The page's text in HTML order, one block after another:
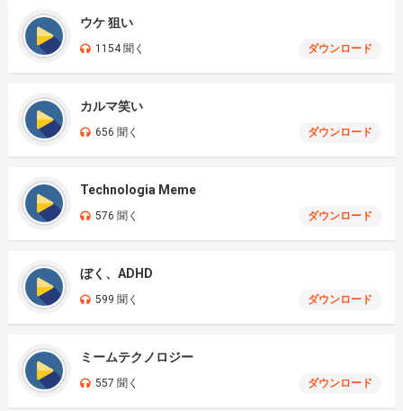
ウケ 狙い
1154 聞く ダウンロード
カルマ笑い
656 聞く ダウンロード
Technologia Meme
576 聞く ダウンロード
ぼく、ADHD
599 聞く ダウンロード
ミームテクノロジー
557 聞く ダウンロード